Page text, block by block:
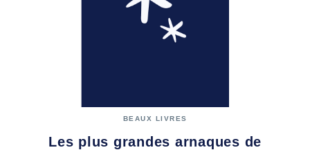
BEAUX LIVRES
Les plus grandes arnaques de